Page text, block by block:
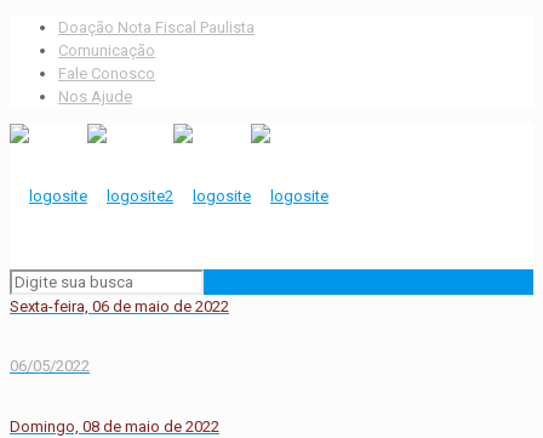
Doação Nota Fiscal Paulista
Comunicação
Fale Conosco
Nos Ajude
Sexta-feira, 06 de maio de 2022
06/05/2022
Domingo, 08 de maio de 2022